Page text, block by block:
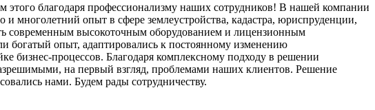
этого благодаря профессионализму наших сотрудников! В нашей компании
многолетний опыт в сфере землеустройства, кадастра, юриспруденции,
современным высокоточным оборудованием и лицензионным
богатый опыт, адаптировались к постоянному изменению
бизнес-процессов. Благодаря комплексному подходу в решении
на первый взгляд, проблемами наших клиентов. Решение
нами. Будем рады сотрудничеству.